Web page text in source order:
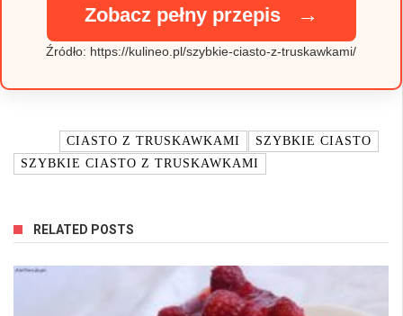
Zobacz pełny przepis →
Źródło: https://kulineo.pl/szybkie-ciasto-z-truskawkami/
CIASTO Z TRUSKAWKAMI
SZYBKIE CIASTO
SZYBKIE CIASTO Z TRUSKAWKAMI
RELATED POSTS